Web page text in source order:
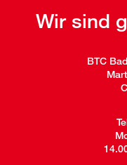
Wir sind
BTC